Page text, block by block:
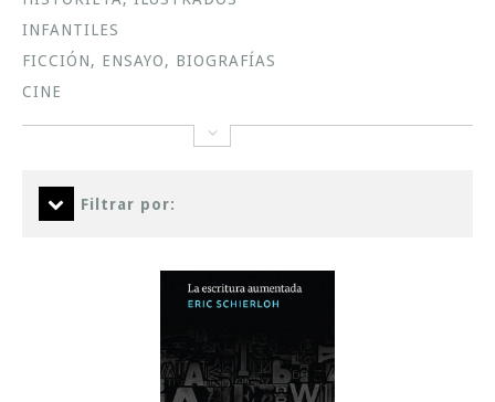
INFANTILES
FICCIÓN, ENSAYO, BIOGRAFÍAS
CINE
Filtrar por: